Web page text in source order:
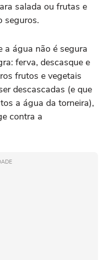
salada ou frutas e
seguros.
a água não é segura
ferva, descasque e
frutos e vegetais
descascadas (e que
a água da torneira),
contra a